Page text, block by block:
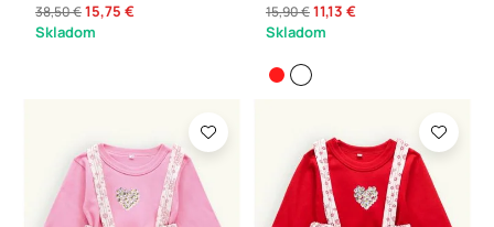
38,50 €15,75 €
Skladom
15,90 €11,13 €
Skladom